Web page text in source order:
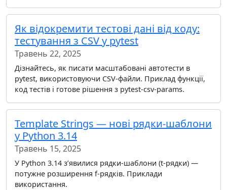
Як відокремити тестові дані від коду:
тестування з CSV у pytest
Травень 22, 2025
Дізнайтесь, як писати масштабовані автотести в
pytest, використовуючи CSV-файли. Приклад функції,
код тестів і готове рішення з pytest-csv-params.
Template Strings — нові рядки-шаблони
у Python 3.14
Травень 15, 2025
У Python 3.14 зʼявилися рядки-шаблони (t-рядки) —
потужне розширення f-рядків. Приклади
використання.